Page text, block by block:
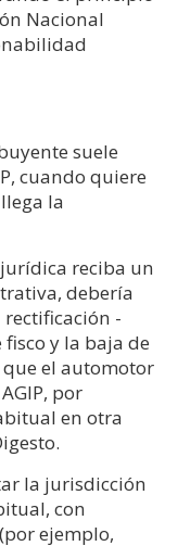
Nacional
suele
cuando quiere
la
reciba un
debería
-
y la baja de
el automotor
por
en otra
la jurisdicción
con
ejemplo,